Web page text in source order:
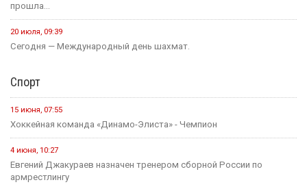
прошла...
20 июля, 09:39
Сегодня — Международный день шахмат.
Спорт
15 июня, 07:55
Хоккейная команда «Динамо-Элиста» - Чемпион
4 июня, 10:27
Евгений Джакураев назначен тренером сборной России по
армрестлингу